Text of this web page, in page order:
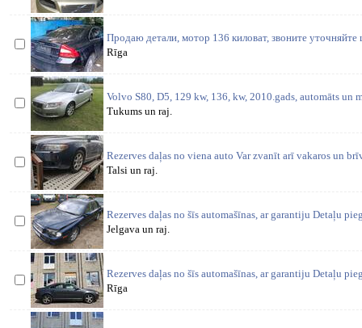
Продаю детали, мотор 136 киловат, звоните
Rīga
Volvo S80, D5, 129 kw, 136, kw, 2010.gads, automāts un
Tukums un raj.
Rezerves daļas no viena auto Var zvanīt arī vakaros un
Talsi un raj.
Rezerves daļas no šīs automašīnas, ar garantiju Detaļu
Jelgava un raj.
Rezerves daļas no šīs automašīnas, ar garantiju Detaļu
Rīga